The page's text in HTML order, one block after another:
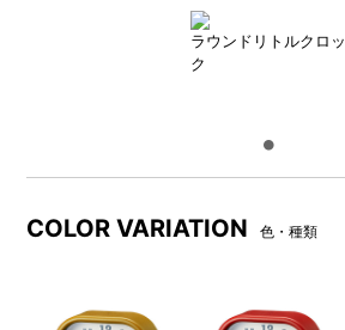
ラウンドリトルクロッ
ク
COLOR VARIATION 色・種類